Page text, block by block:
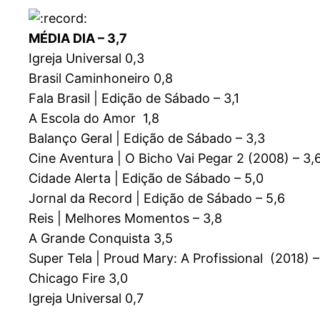
MÉDIA DIA – 3,7
Igreja Universal 0,3
Brasil Caminhoneiro 0,8
Fala Brasil | Edição de Sábado – 3,1
A Escola do Amor 1,8
Balanço Geral | Edição de Sábado – 3,3
Cine Aventura | O Bicho Vai Pegar 2 (2008) –
Cidade Alerta | Edição de Sábado – 5,0
Jornal da Record | Edição de Sábado – 5,6
Reis | Melhores Momentos – 3,8
A Grande Conquista 3,5
Super Tela | Proud Mary: A Profissional (2018)
Chicago Fire 3,0
Igreja Universal 0,7